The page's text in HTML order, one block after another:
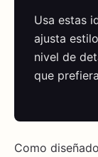
Usa estas
ajusta
nivel de
que
Como